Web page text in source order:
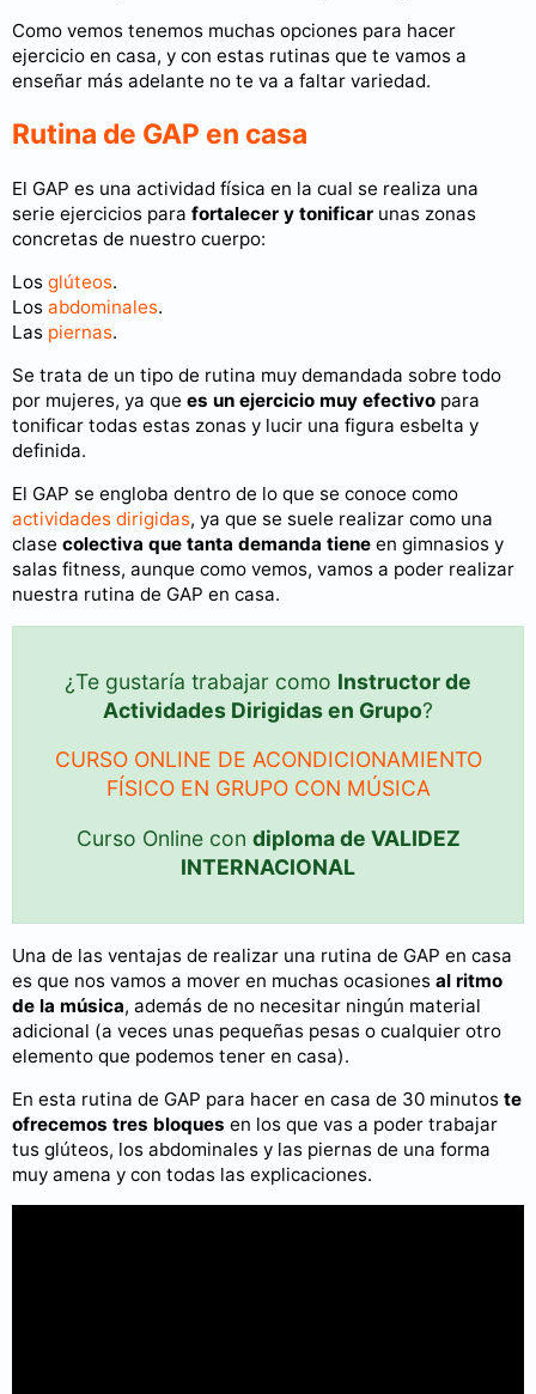
Como vemos tenemos muchas opciones para hacer
ejercicio en casa, y con estas rutinas que te vamos a
enseñar más adelante no te va a faltar variedad.
Rutina de GAP en casa
El GAP es una actividad física en la cual se realiza una
serie ejercicios para fortalecer y tonificar unas zonas
concretas de nuestro cuerpo:
Los glúteos.
Los abdominales.
Las piernas.
Se trata de un tipo de rutina muy demandada sobre todo
por mujeres, ya que es un ejercicio muy efectivo para
tonificar todas estas zonas y lucir una figura esbelta y
definida.
El GAP se engloba dentro de lo que se conoce como
actividades dirigidas, ya que se suele realizar como una
clase colectiva que tanta demanda tiene en gimnasios y
salas fitness, aunque como vemos, vamos a poder realizar
nuestra rutina de GAP en casa.
¿Te gustaría trabajar como Instructor de
Actividades Dirigidas en Grupo?
CURSO ONLINE DE ACONDICIONAMIENTO
FÍSICO EN GRUPO CON MÚSICA
Curso Online con diploma de VALIDEZ
INTERNACIONAL
Una de las ventajas de realizar una rutina de GAP en casa
es que nos vamos a mover en muchas ocasiones al ritmo
de la música, además de no necesitar ningún material
adicional (a veces unas pequeñas pesas o cualquier otro
elemento que podemos tener en casa).
En esta rutina de GAP para hacer en casa de 30 minutos te
ofrecemos tres bloques en los que vas a poder trabajar
tus glúteos, los abdominales y las piernas de una forma
muy amena y con todas las explicaciones.